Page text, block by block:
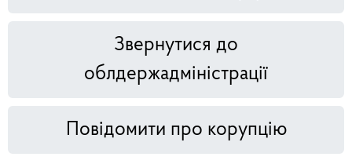
Звернутися до
облдержадміністрації
Повідомити про корупцію